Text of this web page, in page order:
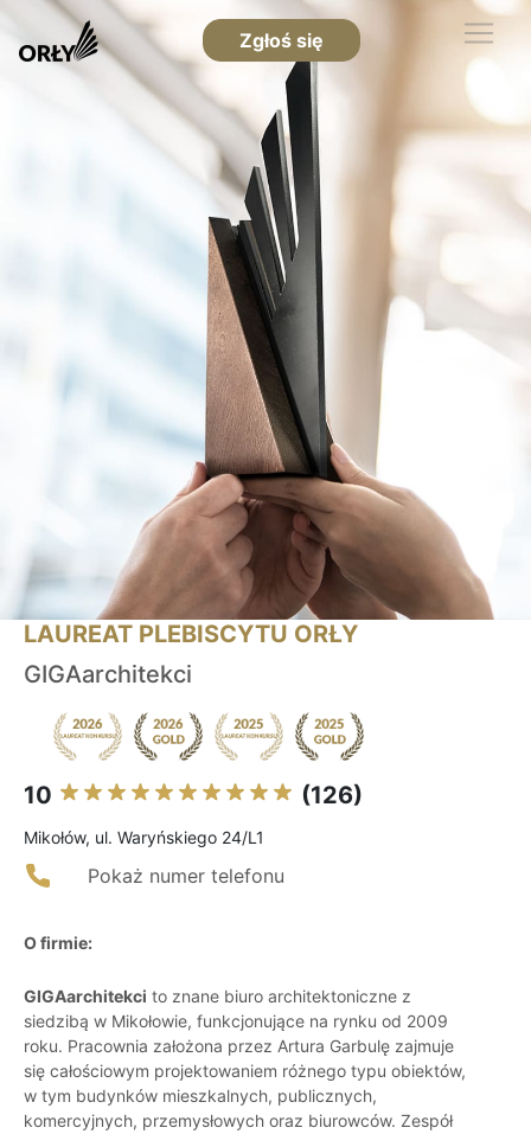
Zgłoś się
LAUREAT PLEBISCYTU ORŁY
GIGAarchitekci
10 (126)
Mikołów, ul. Waryńskiego 24/L1
Pokaż numer telefonu
O firmie:
GIGAarchitekci to znane biuro architektoniczne z
siedzibą w Mikołowie, funkcjonujące na rynku od 2009
roku. Pracownia założona przez Artura Garbulę zajmuje
się całościowym projektowaniem różnego typu obiektów,
w tym budynków mieszkalnych, publicznych,
komercyjnych, przemysłowych oraz biurowców. Zespół